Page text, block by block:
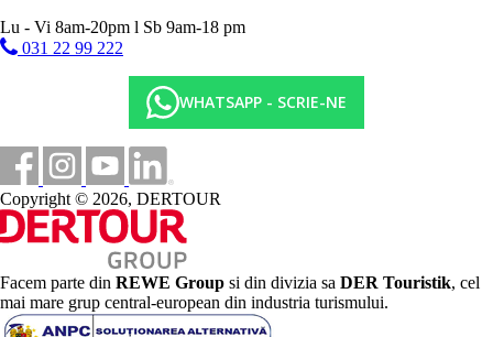
Lu - Vi 8am-20pm l Sb 9am-18 pm
031 22 99 222
WHATSAPP - SCRIE-NE
Copyright © 2026, DERTOUR
Facem parte din REWE Group si din divizia sa DER Touristik, cel
mai mare grup central-european din industria turismului.